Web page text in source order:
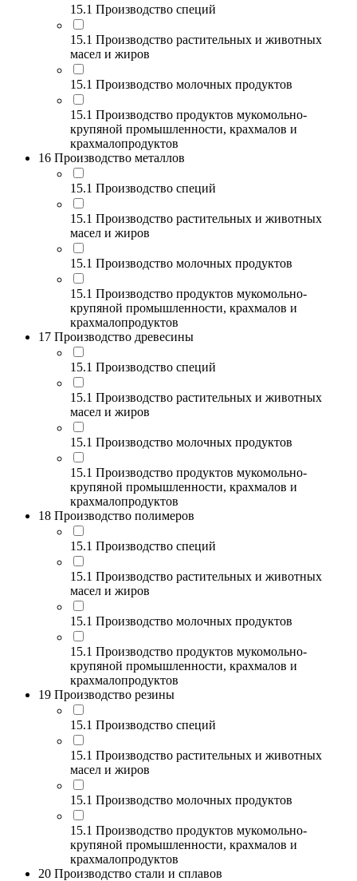
15.1 Производство специй
15.1 Производство растительных и животных
масел и жиров
15.1 Производство молочных продуктов
15.1 Производство продуктов мукомольно-
крупяной промышленности, крахмалов и
крахмалопродуктов
16 Производство металлов
15.1 Производство специй
15.1 Производство растительных и животных
масел и жиров
15.1 Производство молочных продуктов
15.1 Производство продуктов мукомольно-
крупяной промышленности, крахмалов и
крахмалопродуктов
17 Производство древесины
15.1 Производство специй
15.1 Производство растительных и животных
масел и жиров
15.1 Производство молочных продуктов
15.1 Производство продуктов мукомольно-
крупяной промышленности, крахмалов и
крахмалопродуктов
18 Производство полимеров
15.1 Производство специй
15.1 Производство растительных и животных
масел и жиров
15.1 Производство молочных продуктов
15.1 Производство продуктов мукомольно-
крупяной промышленности, крахмалов и
крахмалопродуктов
19 Производство резины
15.1 Производство специй
15.1 Производство растительных и животных
масел и жиров
15.1 Производство молочных продуктов
15.1 Производство продуктов мукомольно-
крупяной промышленности, крахмалов и
крахмалопродуктов
20 Производство стали и сплавов